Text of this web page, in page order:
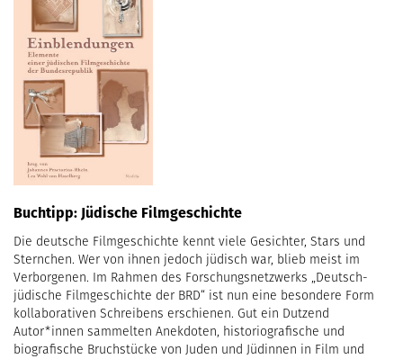
Buchtipp: Jüdische Filmgeschichte
Die deutsche Filmgeschichte kennt viele Gesichter, Stars und
Sternchen. Wer von ihnen jedoch jüdisch war, blieb meist im
Verborgenen. Im Rahmen des Forschungsnetzwerks „Deutsch-
jüdische Filmgeschichte der BRD“ ist nun eine besondere Form
kollaborativen Schreibens erschienen. Gut ein Dutzend
Autor*innen sammelten Anekdoten, historiografische und
biografische Bruchstücke von Juden und Jüdinnen in Film und